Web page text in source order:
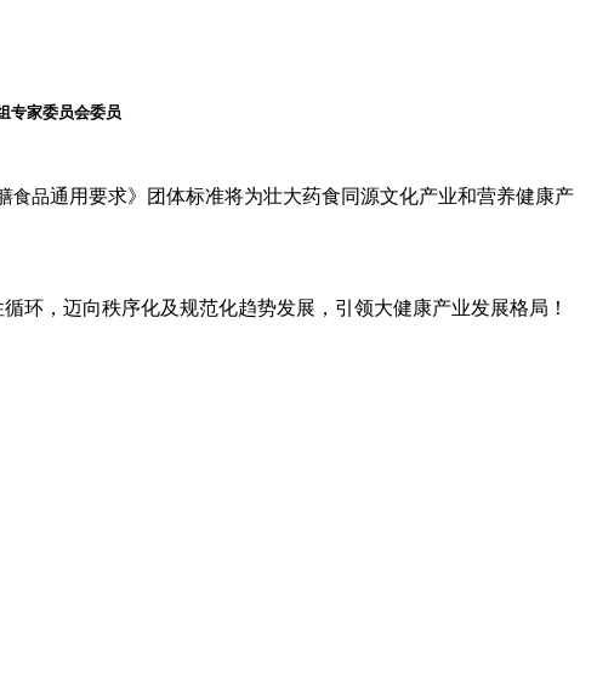
专家委员会委员
食品通用要求》团体标准将为壮大药食同源文化产业和营养健康产
环，迈向秩序化及规范化趋势发展，引领大健康产业发展格局！